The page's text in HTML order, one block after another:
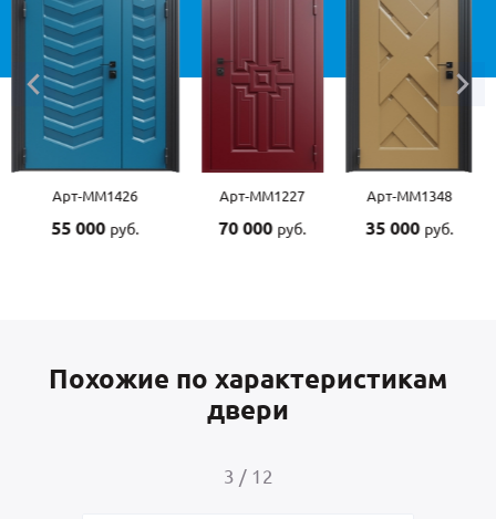
Арт-ММ1227
70 000
Арт-ММ1348
35 000руб.
Арт-ММ1507
55 000
Похожие по характеристикам
двери
4 / 12